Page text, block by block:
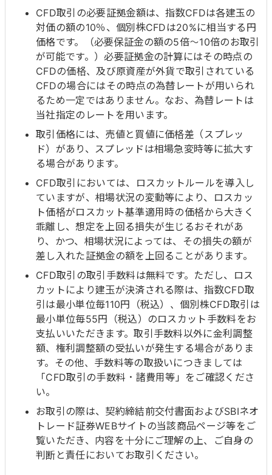
CFD取引の必要証拠金額は、指数CFDは各建玉の
対価の額の10％、個別株CFDは20%に相当する円
価格です。（必要保証金の額の5倍～10倍のお取引
が可能です。）必要証拠金の計算にはその時点の
CFDの価格、及び原資産が外貨で取引されている
CFDの場合にはその時点の為替レートが用いられ
るため一定ではありません。なお、為替レートは
当社指定のレートを用います。
取引価格には、売値と買値に価格差（スプレッ
ド）があり、スプレッドは相場急変時等に拡大す
る場合があります。
CFD取引においては、ロスカットルールを導入し
ていますが、相場状況の変動等により、ロスカッ
ト価格がロスカット基準適用時の価格から大きく
乖離し、想定を上回る損失が生じるおそれがあ
り、かつ、相場状況によっては、その損失の額が
差し入れた証拠金の額を上回ることがあります。
CFD取引の取引手数料は無料です。ただし、ロス
カットにより建玉が決済される際は、指数CFD取
引は最小単位毎110円（税込）、個別株CFD取引は
最小単位毎55円（税込）のロスカット手数料をお
支払いいただきます。取引手数料以外に金利調整
額、権利調整額の受払いが発生する場合がありま
す。その他、手数料等の取扱いにつきましては
「CFD取引の手数料・諸費用等」をご確認くださ
い。
お取引の際は、契約締結前交付書面およびSBIネオ
トレード証券WEBサイトの当該商品ページ等をご
覧いただき、内容を十分にご理解の上、ご自身の
判断と責任においてお取引ください。